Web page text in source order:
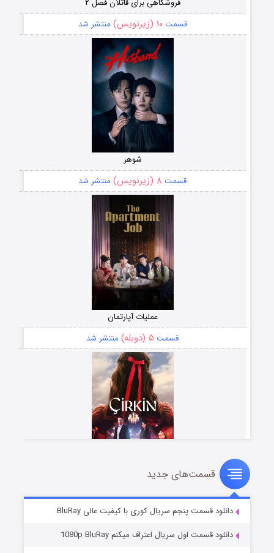
قسمت۱۰ (زیرنویس) منتشر شد
شوهر
قسمت ۸ (زیرنویس) منتشر شد
عملیات آپارتمان
قسمت ۵ (دوبله) منتشر شد
سریال زشت
قسمت۲ (زیرنویس) منتشر شد
قسمت‌های جدید
دانلود قسمت پنجم سریال کوری با کیفیت عالی BluRay
دانلود قسمت اول سریال اعتراف میکنم 1080p BluRay